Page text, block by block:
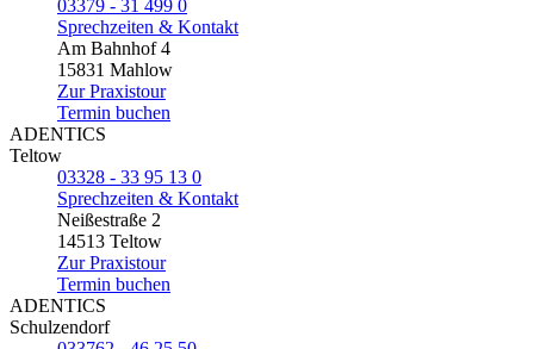
03379 - 31 499 0
Sprechzeiten & Kontakt
Am Bahnhof 4
15831 Mahlow
Zur Praxistour
Termin buchen
ADENTICS
Teltow
03328 - 33 95 13 0
Sprechzeiten & Kontakt
Neißestraße 2
14513 Teltow
Zur Praxistour
Termin buchen
ADENTICS
Schulzendorf